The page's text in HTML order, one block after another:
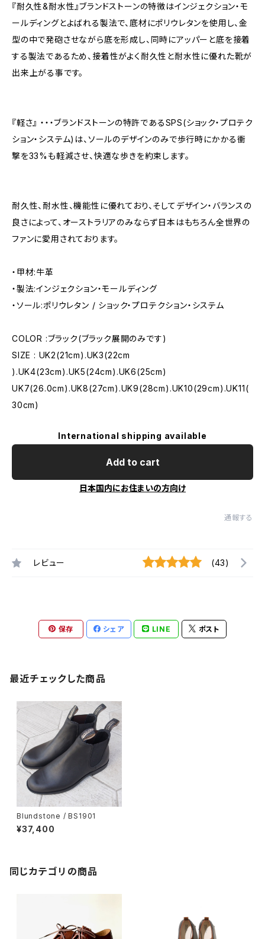
『耐久性&耐水性』ブランドストーンの特徴はインジェクション・モ
ールディングとよばれる製法で、底材にポリウレタンを使用し、金
型の中で発砲させながら底を形成し、同時にアッパーと底を接着
する製法であるため、接着性がよく耐久性と耐水性に優れた靴が
出来上がる事です。
『軽さ』 ・・・ブランドストーンの特許であるSPS(ショック・プロテク
ション・システム)は、ソールのデザインのみで歩行時にかかる衝
撃を33%も軽減させ、快適な歩きを約束します。
耐久性、耐水性、機能性に優れており、そしてデザイン・バランスの
良さによって、オーストラリアのみならず日本はもちろん全世界の
ファンに愛用されております。
・甲材:牛革
・製法:インジェクション・モールディング
・ソール:ポリウレタン / ショック・プロテクション・システム
COLOR :ブラック(ブラック展開のみです)
SIZE : UK2(21cm).UK3(22cm
).UK4(23cm).UK5(24cm).UK6(25cm)
UK7(26.0cm).UK8(27cm).UK9(28cm).UK10(29cm).UK11(
30cm)
International shipping available
Add to cart
日本国内にお住まいの方向け
通報する
レビュー (43)
保存 シェア LINE ポスト
最近チェックした商品
Blundstone / BS1901
¥37,400
同じカテゴリの商品